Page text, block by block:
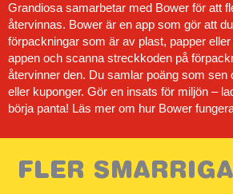
Grandiosa samarbetar med Bower för att
återvinnas. Bower är en app som gör att
förpackningar som är av plast, papper
appen och scanna streckkoden på
återvinner den. Du samlar poäng som sen
eller kuponger. Gör en insats för miljön –
börja panta! Läs mer om hur Bower
FLER